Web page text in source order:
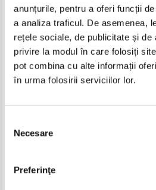
anunțurile, pentru a oferi funcții
a analiza traficul. De asemenea,
rețele sociale, de publicitate și de
privire la modul în care folosiți
pot combina cu alte informații
în urma folosirii serviciilor lor.
consimțământului
Necesare
Preferinţe
D. Macrea - Lingvisti si filologi
romani
Pret: 10,00Lei 4,00 Lei
Adaugă în coș